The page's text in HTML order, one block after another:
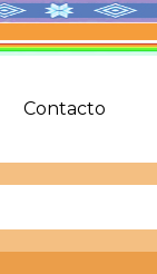
Contacto